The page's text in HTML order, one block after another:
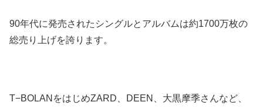
90年代に発売されたシングルとアルバムは約1700万枚の
総売り上げを誇ります。
T−BOLANをはじめZARD、DEEN、大黒摩季さんなど、